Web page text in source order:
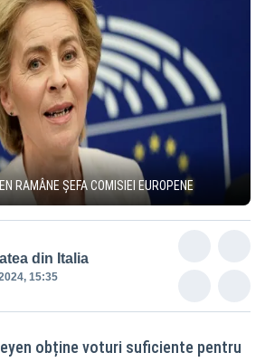
RAMÂNE ȘEFA COMISIEI EUROPENE
din Italia
15:35
obține voturi suficiente pentru